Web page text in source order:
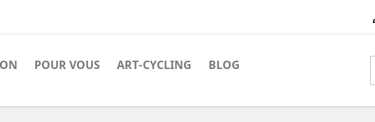
POUR VOUS ART-CYCLING BLOG